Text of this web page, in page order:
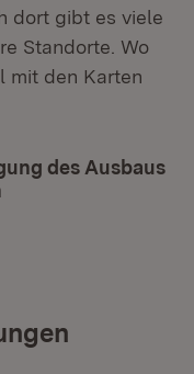
dort gibt es viele
Standorte. Wo
mit den Karten
des Ausbaus